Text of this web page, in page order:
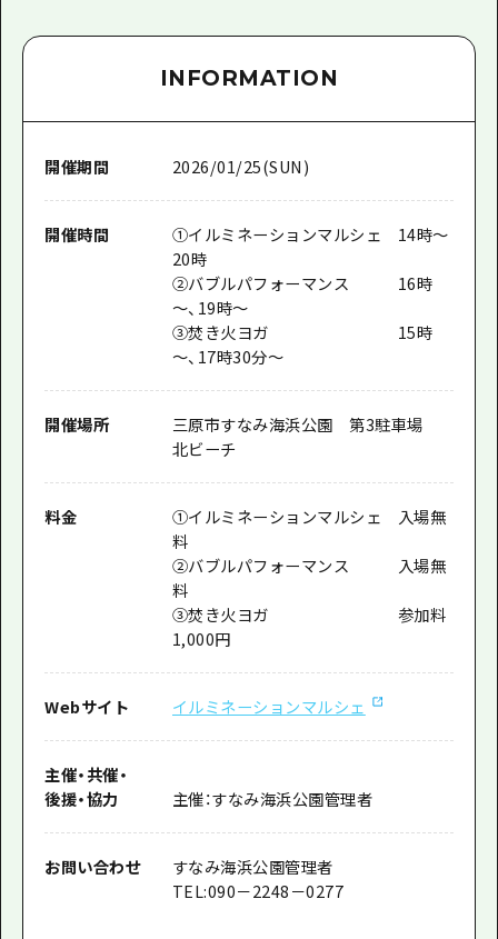
INFORMATION
開催期間 2026/01/25(SUN)
開催時間
①イルミネーションマルシェ 14時～
20時
②バブルパフォーマンス 16時
～、19時～
③焚き火ヨガ 15時
～、17時30分～
開催場所
三原市すなみ海浜公園 第3駐車場
北ビーチ
料金
①イルミネーションマルシェ 入場無
料
②バブルパフォーマンス 入場無
料
③焚き火ヨガ 参加料
1,000円
Webサイト イルミネーションマルシェ
主催・共催・
後援・協力 主催：すなみ海浜公園管理者
お問い合わせ
すなみ海浜公園管理者
TEL:090－2248－0277